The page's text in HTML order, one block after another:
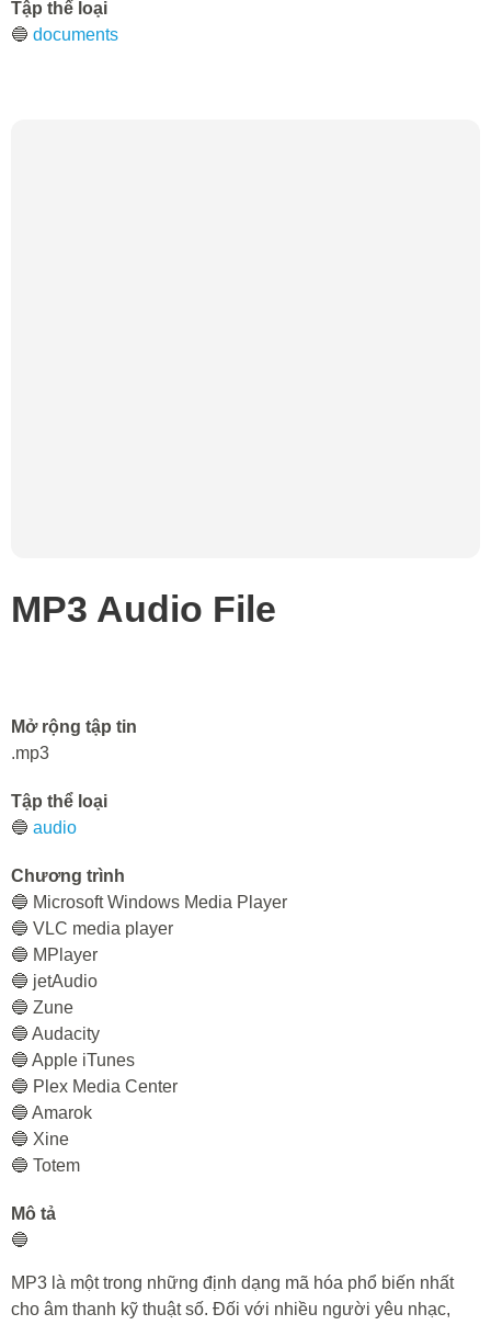
Tập thể loại
🔵 documents
MP3 Audio File
Mở rộng tập tin
.mp3
Tập thể loại
🔵 audio
Chương trình
🔵 Microsoft Windows Media Player
🔵 VLC media player
🔵 MPlayer
🔵 jetAudio
🔵 Zune
🔵 Audacity
🔵 Apple iTunes
🔵 Plex Media Center
🔵 Amarok
🔵 Xine
🔵 Totem
Mô tả
🔵
MP3 là một trong những định dạng mã hóa phổ biến nhất
cho âm thanh kỹ thuật số. Đối với nhiều người yêu nhạc,